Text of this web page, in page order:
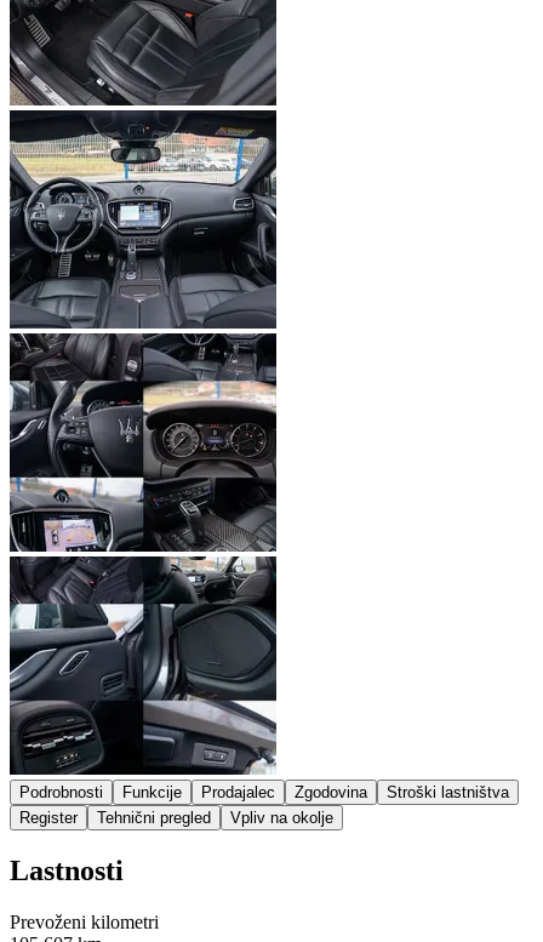
Podrobnosti Funkcije Prodajalec Zgodovina
Stroški lastništva
Register
Tehnični pregled Vpliv na okolje
Lastnosti
Prevoženi kilometri